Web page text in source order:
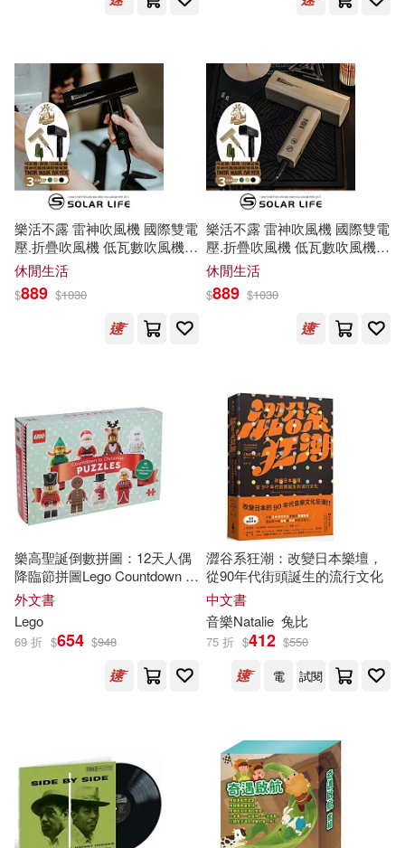
張智勇 編著(2)
張海英 主編 覃宇奇，蘇華斌 副主
編(2)
徐冰(2) 愛林博悅(2)
愛蜜莉亞．艾爾哈特(2)
拉姆拉．阿里(2)
施志偉（編著）(2)
春日武彥(2) 朴允善(2)
李家雯（海蒂）(2) 李明璁(2)
李清玉(2) 杜元坤(2)
林善義(2) 林希陶(2)
林硯俞(2) 林衡哲(2)
植田 彰(2)
好人出版(4)
安徽美術出版社(4)
山東美術出版社(4)
復旦大學出版社(4)
河南科學技術出版社(4)
漢宇國際(4)
百花文藝出版社(4)
萬里機構(4)
青文(4) 音樂之橋(4)
BIS(3)
EuroArts(3)
Gold Typhoon Music(3)
樂活不露 雷神吹風機 國際雙電
壓.折疊吹風機 低瓦數吹風機
露營吹風機 旅行吹風機 國際雙
電壓 夜幕黑
休閒生活
$889 $1030
樂活不露 雷神吹風機 國際雙電
壓.折疊吹風機 低瓦數吹風機
露營吹風機 旅行吹風機 國際雙
電壓 大地沙
休閒生活
$889 $1030
樂高聖誕倒數拼圖：12天人偶
降臨節拼圖Lego Countdown to
Christmas Puzzles: 12 Days of
Minifigure Advent Puzzles
外文書
Lego
69 折 $654 $948
澀谷系狂潮：改變日本樂壇，
從90年代街頭誕生的流行文化
中文書
音樂Natalie 兔比
75 折 $412 $550
電
試閱